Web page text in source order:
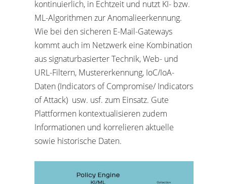
kontinuierlich, in Echtzeit und nutzt KI- bzw.
ML-Algorithmen zur Anomalieerkennung.
Wie bei den sicheren E-Mail-Gateways
kommt auch im Netzwerk eine Kombination
aus signaturbasierter Technik, Web- und
URL-Filtern, Mustererkennung, IoC/IoA-
Daten (Indicators of Compromise/ Indicators
of Attack) usw. usf. zum Einsatz. Gute
Plattformen kontextualisieren zudem
Informationen und korrelieren aktuelle
sowie historische Daten.